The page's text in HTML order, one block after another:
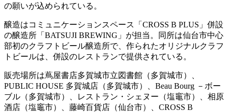
の願いが込められている。
醸造はコミュニケーションスペース「CROSS B PLUS」併設
の醸造所「BATSUJI BREWING」が担当。同所は仙台市中心
部初のクラフトビール醸造所で、作られたオリジナルクラフ
トビールは、併設のレストランで提供されている。
販売場所は蔦屋書店多賀城市立図書館（多賀城市）、
PUBLIC HOUSE 多賀城店（多賀城市）、Beau Bourg －ボー
ブル（多賀城市）、レストラン・シェヌー（塩竈市）、相原
酒店（塩竈市）、藤崎百貨店（仙台市）、CROSS B